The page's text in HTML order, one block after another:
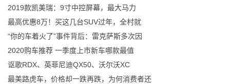
2019款凯美瑞：9寸中控屏幕，最大马力
最高优惠8万！买这几台SUV过年，全村就
“你的车着火了”事件背后：雷克萨斯多次因
2020购车推荐 一季度上市新车哪款最值
讴歌RDX、英菲尼迪QX50、沃尔沃XC
最美路虎车，价格却一跌再跌，为何消费者还